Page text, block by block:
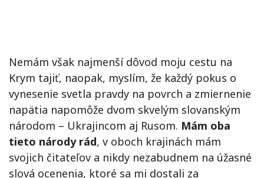
Nemám však najmenší dôvod moju cestu na
Krym tajiť, naopak, myslím, že každý pokus o
vynesenie svetla pravdy na povrch a zmiernenie
napätia napomôže dvom skvelým slovanským
národom – Ukrajincom aj Rusom. Mám oba
tieto národy rád, v oboch krajinách mám
svojich čitateľov a nikdy nezabudnem na úžasné
slová ocenenia, ktoré sa mi dostali za